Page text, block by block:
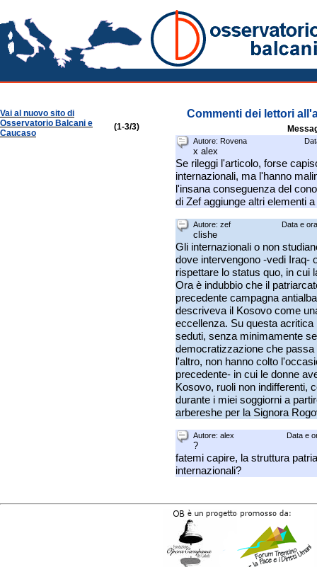
Vai al nuovo sito di
Osservatorio Balcani e
Caucaso
Commenti dei lettori
(1-3/3)
Autore: Rovena
x alex
Se rileggi l'articolo, forse
internazionali, ma l'hanno
l'insana conseguenza del
di Zef aggiunge altri elementi
Autore: zef Data e
clishe
Gli internazionali o non
dove intervengono -vedi Iraq-
rispettare lo status quo, in cui
Ora è indubbio che il
precedente campagna
descriveva il Kosovo come
eccellenza. Su questa
seduti, senza minimamente
democratizzazione che
l'altro, non hanno colto
precedente- in cui le donne
Kosovo, ruoli non indifferenti,
durante i miei soggiorni a
arbereshe per la Signora
Autore: alex Data e
?
fatemi capire, la struttura
internazionali?